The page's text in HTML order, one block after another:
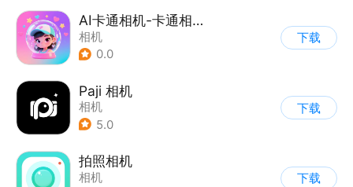
AI卡通相机-卡通相机
相机
0.0
下载
Paji 相机
相机
5.0
下载
拍照相机
相机
下载